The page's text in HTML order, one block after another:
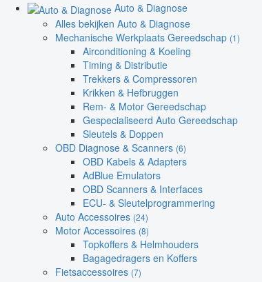
Auto & Diagnose
Alles bekijken Auto & Diagnose
Mechanische Werkplaats Gereedschap (1)
Airconditioning & Koeling
Timing & Distributie
Trekkers & Compressoren
Krikken & Hefbruggen
Rem- & Motor Gereedschap
Gespecialiseerd Auto Gereedschap
Sleutels & Doppen
OBD Diagnose & Scanners (6)
OBD Kabels & Adapters
AdBlue Emulators
OBD Scanners & Interfaces
ECU- & Sleutelprogrammering
Auto Accessoires (24)
Motor Accessoires (8)
Topkoffers & Helmhouders
Bagagedragers en Koffers
Fietsaccessoires (7)